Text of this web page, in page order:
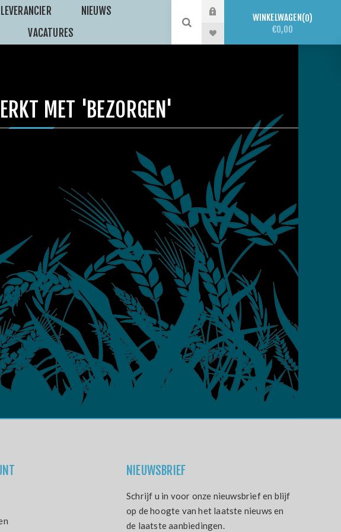
NIEUWS
VACATURES
WINKELWAGEN 0
€0,00
MET 'BEZORGEN'
NIEUWSBRIEF
Schrijf u in voor onze nieuwsbrief en blijf
op de hoogte van het laatste nieuws en
de laatste aanbiedingen.